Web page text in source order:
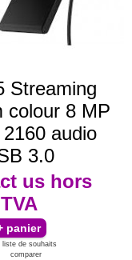
Streaming
colour 8 MP
audio
3.0
us hors
TVA
liste de souhaits
comparer